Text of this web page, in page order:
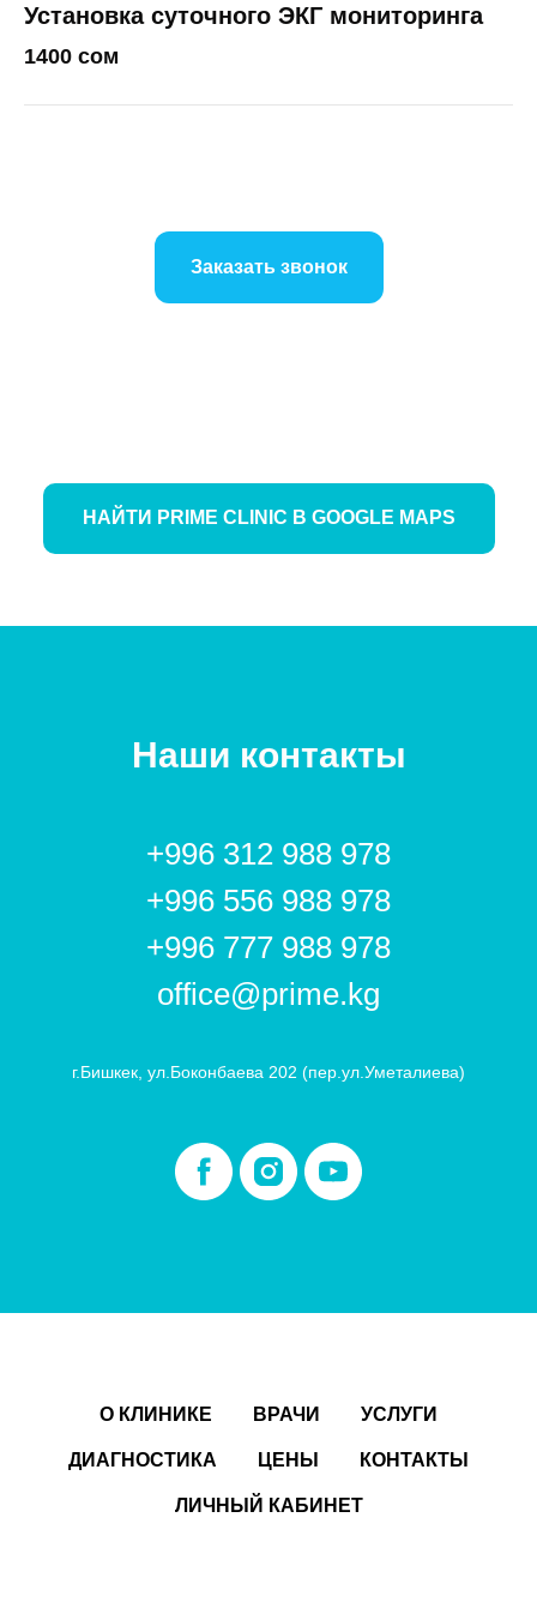
Установка суточного ЭКГ мониторинга
1400 сом
Заказать звонок
НАЙТИ PRIME CLINIC В GOOGLE MAPS
Наши контакты
+996 312 988 978
+996 556 988 978
+996 777 988 978
office@prime.kg
г.Бишкек, ул.Боконбаева 202 (пер.ул.Уметалиева)
О КЛИНИКЕ ВРАЧИ УСЛУГИ
ДИАГНОСТИКА ЦЕНЫ КОНТАКТЫ
ЛИЧНЫЙ КАБИНЕТ